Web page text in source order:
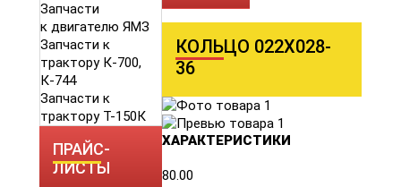
Запчасти
к двигателю ЯМЗ
Запчасти к
трактору К-700,
К-744
Запчасти к
трактору Т-150К
ПРАЙС-
ЛИСТЫ
КОЛЬЦО 022Х028-
36
ХАРАКТЕРИСТИКИ
80.00